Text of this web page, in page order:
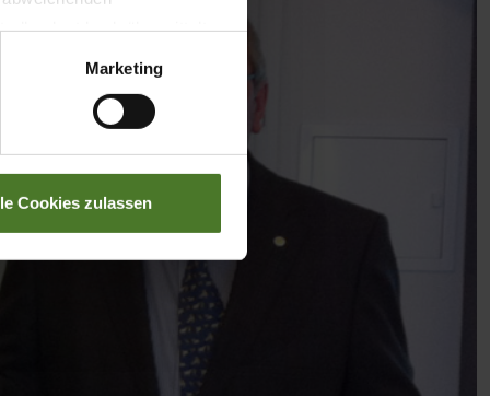
bzgl. übermittelter
Marketing
Cookies zulassen